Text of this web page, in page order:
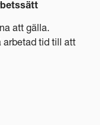
att gälla.
arbetad tid till att